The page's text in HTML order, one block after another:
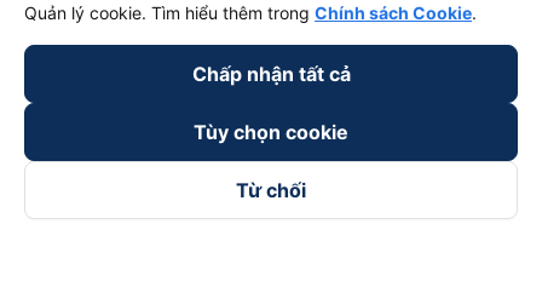
Quản lý cookie. Tìm hiểu thêm trong Chính sách Cookie.
Chấp nhận tất cả
Tùy chọn cookie
Từ chối